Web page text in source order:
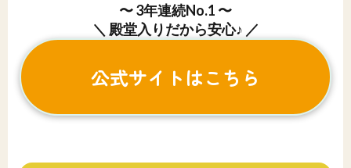
〜 3年連続No.1 〜
＼ 殿堂入りだから安心♪ ／
公式サイトはこちら